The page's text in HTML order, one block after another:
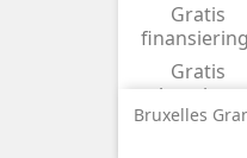
Gratis
finansiering
Gratis
levering
OEKO-
Bruxelles